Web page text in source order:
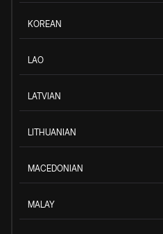
KOREAN
LAO
LATVIAN
LITHUANIAN
MACEDONIAN
MALAY